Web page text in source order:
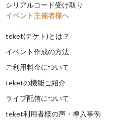
シリアルコード受け取り
イベント主催者様へ
teket(テケト)とは？
イベント作成の方法
ご利用料金について
teketの機能ご紹介
ライブ配信について
teket利用者様の声・導入事例